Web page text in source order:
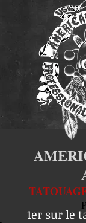
1er sur le